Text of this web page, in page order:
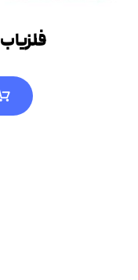
فلزیاب Garrett ACE ۴۰۰